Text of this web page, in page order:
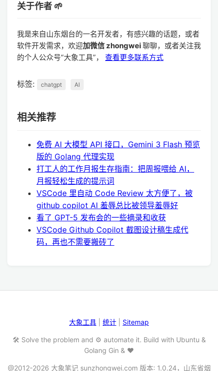
关于作者 🌱
我是来自山东烟台的一名开发者，有感兴趣的话题，或者
软件开发需求，欢迎加微信 zhongwei聊聊，或者关注我
的个人公众号“大象工具”， 查看更多联系方式
标签: chatgpt AI
相关推荐
免费 AI 大模型 API 接口，Gemini 3 Flash 预览
版的 Golang 代理实现
打工人的工作月报生存指南：把周报喂给 AI，
月报轻松生成的提示词
VSCode 里自动 Code Review 太方便了，被
github copilot AI 羞辱总比被领导羞辱好
看了 GPT-5 发布会的一些摘录和收获
VSCode Github Copilot 截图设计稿生成代
码，再也不需要搬砖了
大象工具 统计 Sitemap
🛠️ Solve the problem and ⚙️ automate it. Build with Ubuntu &
Golang Gin & ❤️
@2012-2026 大象笔记 sunzhongwei.com 版本: 1.0.24，山东省烟